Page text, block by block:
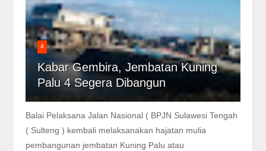
4
Kabar Gembira, Jembatan Kuning
Palu 4 Segera Dibangun
Balai Pelaksana Jalan Nasional ( BPJN Sulawesi Tengah
( Sulteng ) kembali melaksanakan hajatan mulia
pembangunan jembatan Kuning Palu atau